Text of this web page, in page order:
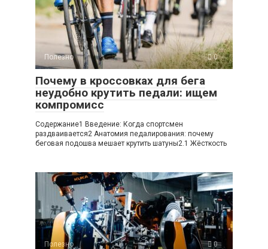
Полезно 0
Почему в кроссовках для бега
неудобно крутить педали: ищем
компромисс
Содержание1 Введение: Когда спортсмен
раздваивается2 Анатомия педалирования: почему
беговая подошва мешает крутить шатуны2.1 Жёсткость
Полезно 0